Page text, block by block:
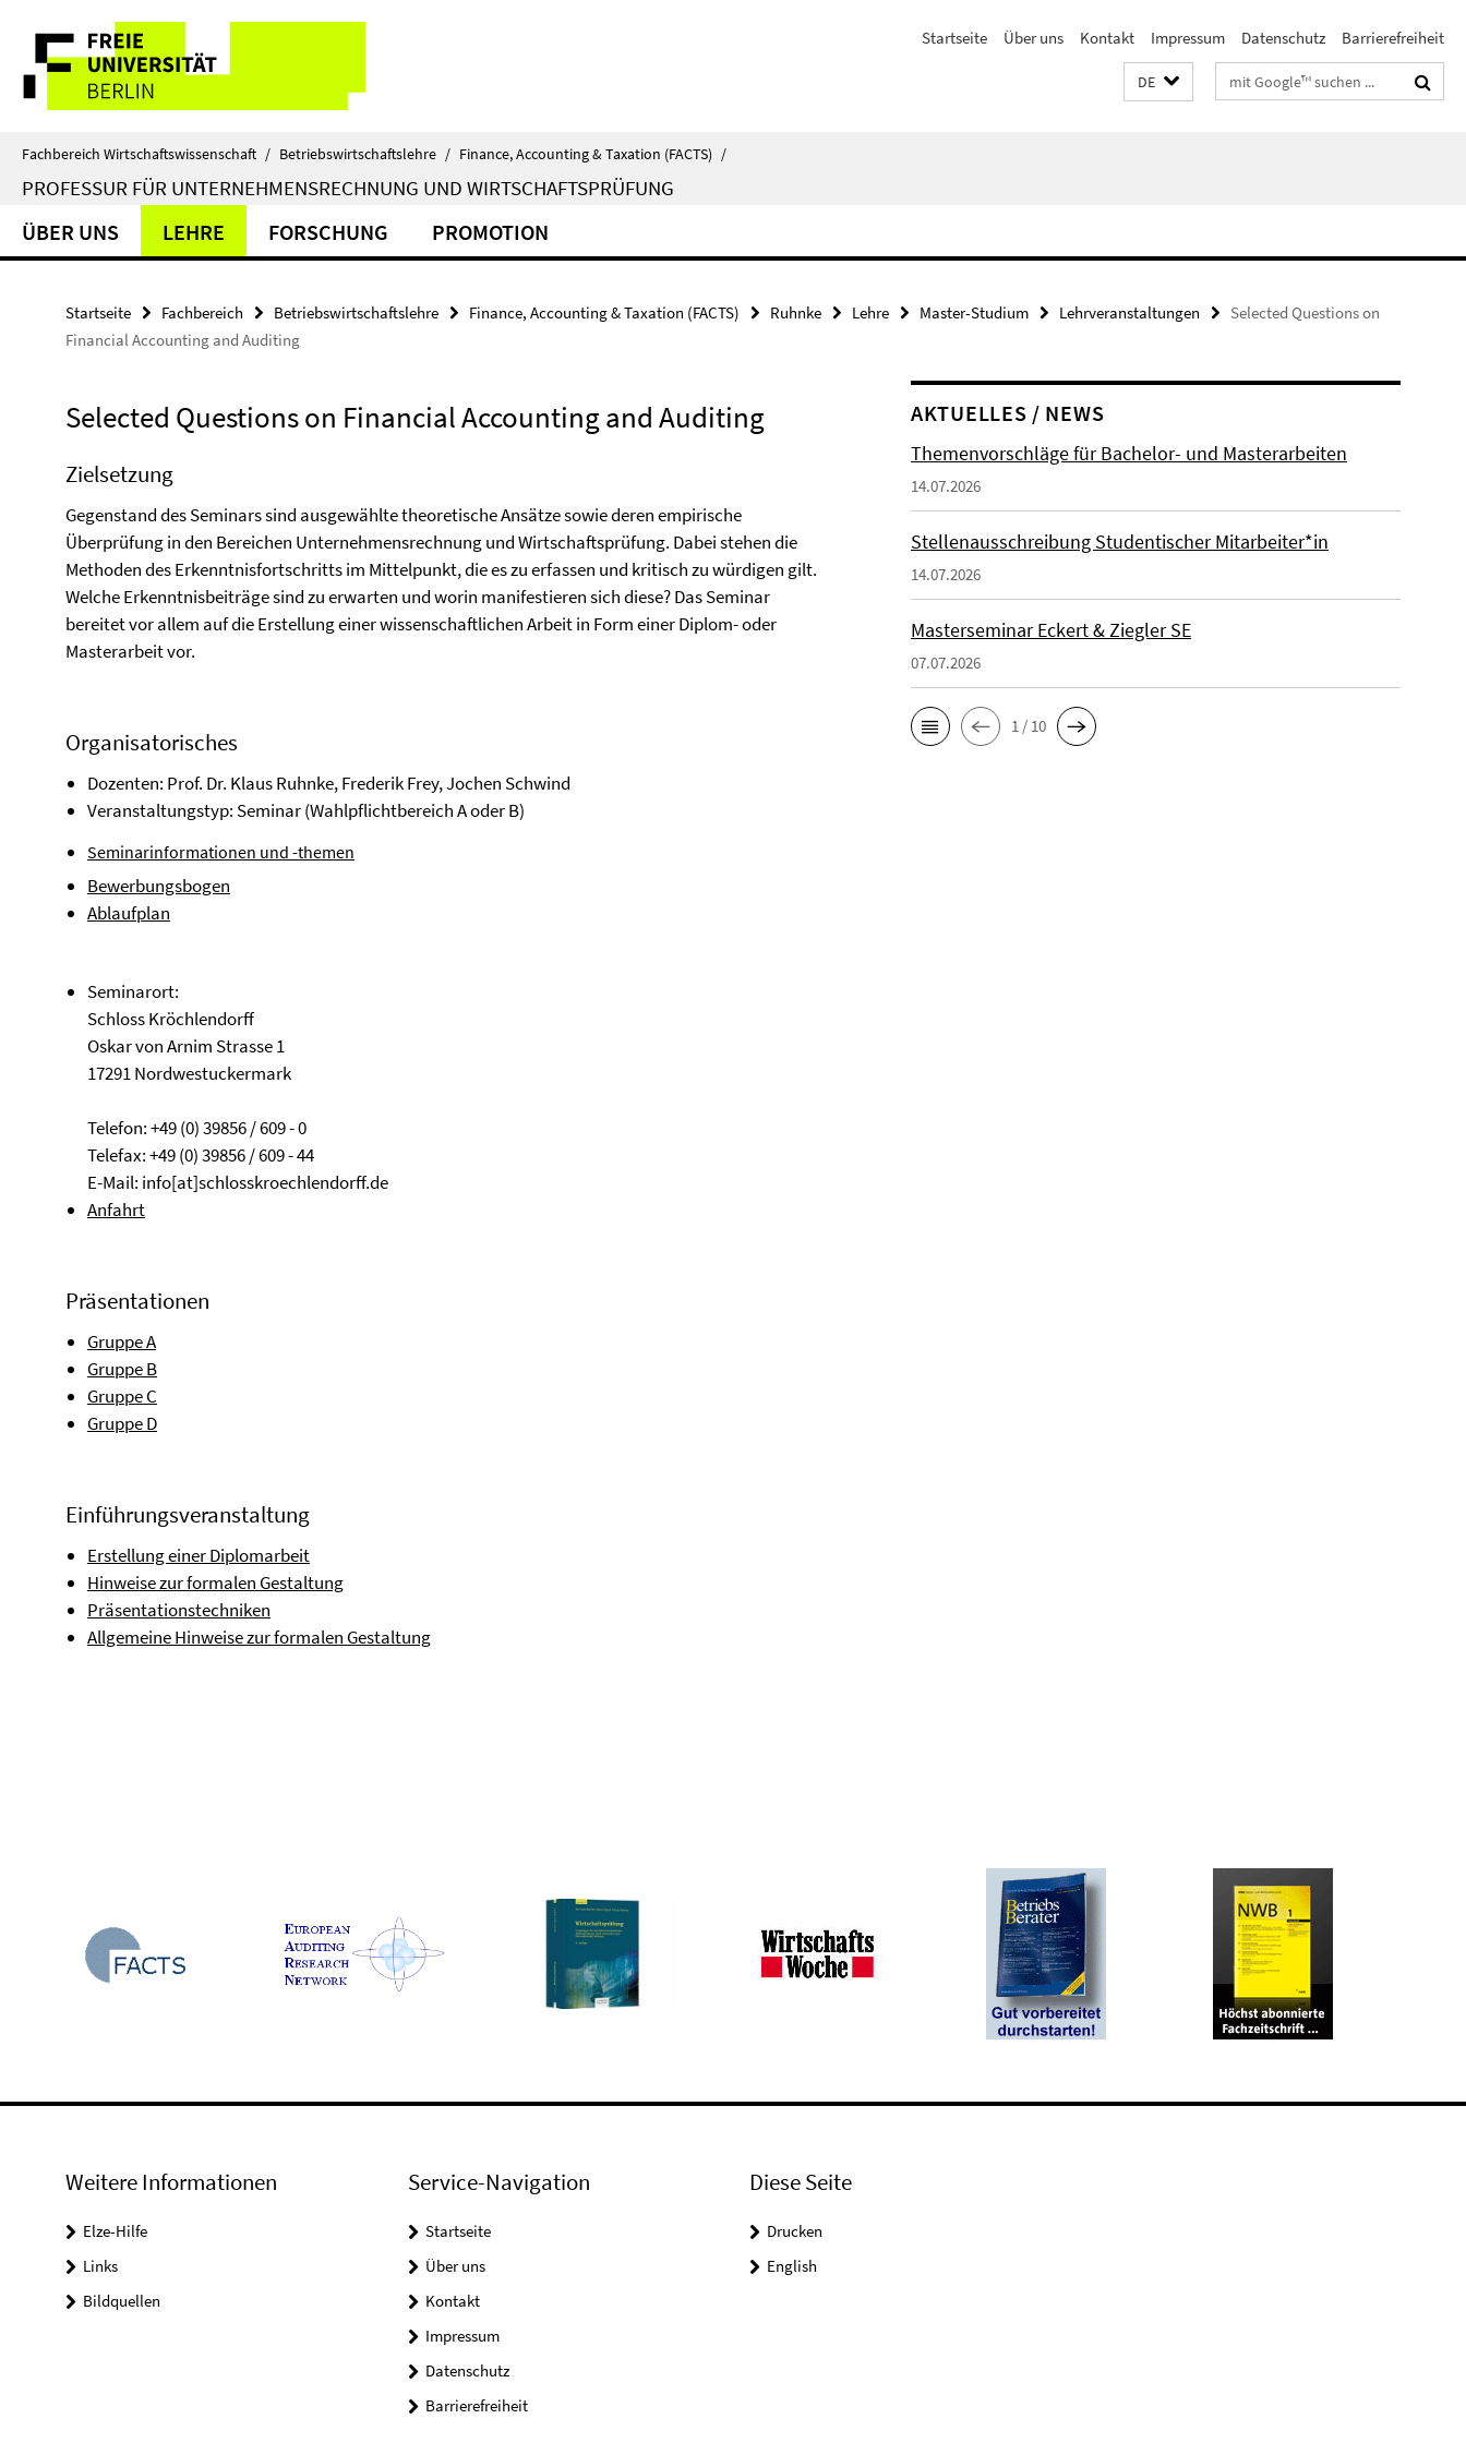
direkt
Inhalt
Service-
Navigation
Startseite Über uns Kontakt Impressum Datenschutz Barrierefreiheit
DE Suchbegriffe
Fachbereich Wirtschaftswissenschaft / Betriebswirtschaftslehre / Finance, Accounting & Taxation (FACTS) /
PROFESSUR FÜR UNTERNEHMENSRECHNUNG UND WIRTSCHAFTSPRÜFUNG
ÜBER UNS LEHRE FORSCHUNG PROMOTION
Startseite Fachbereich Betriebswirtschaftslehre Finance, Accounting & Taxation (FACTS) Ruhnke Lehre Master-Studium Lehrveranstaltungen
Selected Questions on
Financial Accounting and Auditing
Selected Questions on Financial Accounting and Auditing
Zielsetzung
Gegenstand des Seminars sind ausgewählte theoretische Ansätze sowie deren empirische
Überprüfung in den Bereichen Unternehmensrechnung und Wirtschaftsprüfung. Dabei stehen die
Methoden des Erkenntnisfortschritts im Mittelpunkt, die es zu erfassen und kritisch zu würdigen gilt.
Welche Erkenntnisbeiträge sind zu erwarten und worin manifestieren sich diese? Das Seminar
bereitet vor allem auf die Erstellung einer wissenschaftlichen Arbeit in Form einer Diplom- oder
Masterarbeit vor.
Organisatorisches
Dozenten: Prof. Dr. Klaus Ruhnke, Frederik Frey, Jochen Schwind
Veranstaltungstyp: Seminar (Wahlpflichtbereich A oder B)
Seminarinformationen und -themen
Bewerbungsbogen
Ablaufplan
Seminarort:
Schloss Kröchlendorff
Oskar von Arnim Strasse 1
17291 Nordwestuckermark
Telefon: +49 (0) 39856 / 609 - 0
Telefax: +49 (0) 39856 / 609 - 44
E-Mail: info[at]schlosskroechlendorff.de
Anfahrt
Präsentationen
Gruppe A
Gruppe B
Gruppe C
Gruppe D
Einführungsveranstaltung
Erstellung einer Diplomarbeit
Hinweise zur formalen Gestaltung
Präsentationstechniken
Allgemeine Hinweise zur formalen Gestaltung
AKTUELLES / NEWS
Themenvorschläge für Bachelor- und Masterarbeiten
14.07.2026
Stellenausschreibung Studentischer Mitarbeiter*in
14.07.2026
Masterseminar Eckert & Ziegler SE
07.07.2026
1 / 10
Weitere Informationen
Elze-Hilfe
Links
Bildquellen
Service-Navigation
Startseite
Über uns
Kontakt
Impressum
Datenschutz
Barrierefreiheit
Diese Seite
Drucken
English